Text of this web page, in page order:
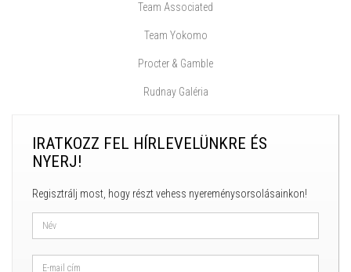
Team Associated
Team Yokomo
Procter & Gamble
Rudnay Galéria
IRATKOZZ FEL HÍRLEVELÜNKRE ÉS
NYERJ!
Regisztrálj most, hogy részt vehess nyereménysorsolásainkon!